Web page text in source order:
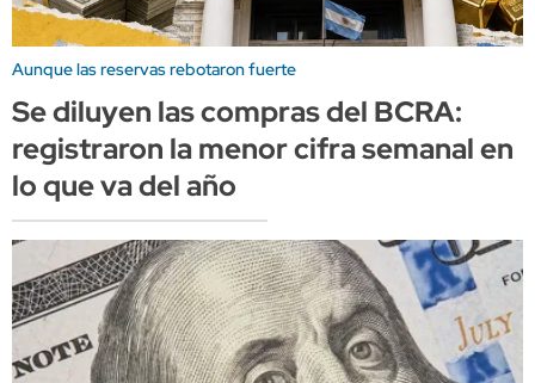
Aunque las reservas rebotaron fuerte
Se diluyen las compras del BCRA:
registraron la menor cifra semanal en
lo que va del año